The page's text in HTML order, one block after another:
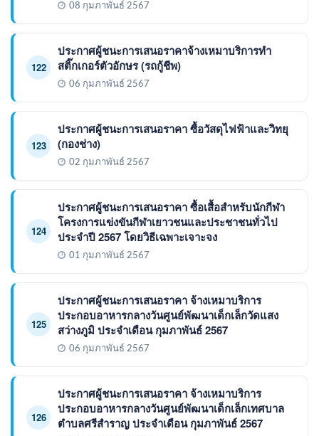
08 กุมภาพันธ์ 2567
122
ประกาศผู้ชนะการเสนอราคาจ้างเหมาบริการทำ
สติ๊กเกอร์ตัวอักษร (รถกู้ชีพ)
06 กุมภาพันธ์ 2567
123
ประกาศผู้ชนะการเสนอราคา ซื้อวัสดุไฟฟ้าและวิทยุ
(กองช่าง)
02 กุมภาพันธ์ 2567
124
ประกาศผู้ชนะการเสนอราคา ซื้อเสื้อสำหรับนักกีฬา
โครงการแข่งขันกีฬาเยาวชนและประชาชนทั่วไป
ประจำปี 2567 โดยวิธีเฉพาะเจาะจง
01 กุมภาพันธ์ 2567
125
ประกาศผู้ชนะการเสนอราคา จ้างเหมาบริการ
ประกอบอาหารกลางวันศูนย์พัฒนาเด็กเล็กวัดแสง
สว่างภูมิ ประจำเดือน กุมภาพันธ์ 2567
06 กุมภาพันธ์ 2567
126
ประกาศผู้ชนะการเสนอราคา จ้างเหมาบริการ
ประกอบอาหารกลางวันศูนย์พัฒนาเด็กเล็กเทศบาล
ตำบลศรีสำราญ ประจำเดือน กุมภาพันธ์ 2567